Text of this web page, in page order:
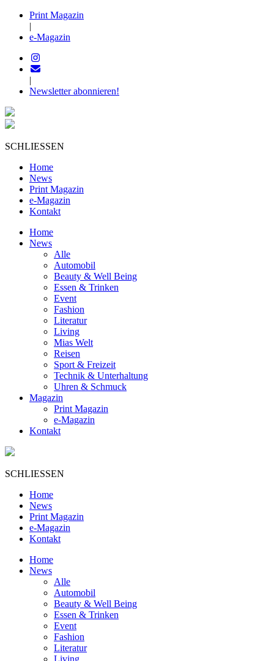
Print Magazin
|
e-Magazin
|
Newsletter abonnieren!
SCHLIESSEN
Home
News
Print Magazin
e-Magazin
Kontakt
Home
News
Alle
Automobil
Beauty & Well Being
Essen & Trinken
Event
Fashion
Literatur
Living
Mias Welt
Reisen
Sport & Freizeit
Technik & Unterhaltung
Uhren & Schmuck
Magazin
Print Magazin
e-Magazin
Kontakt
SCHLIESSEN
Home
News
Print Magazin
e-Magazin
Kontakt
Home
News
Alle
Automobil
Beauty & Well Being
Essen & Trinken
Event
Fashion
Literatur
Living